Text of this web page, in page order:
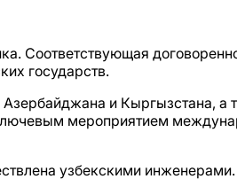
Соответствующая
государств.
и Кыргызстана,
мероприятием
узбекскими инженерами.